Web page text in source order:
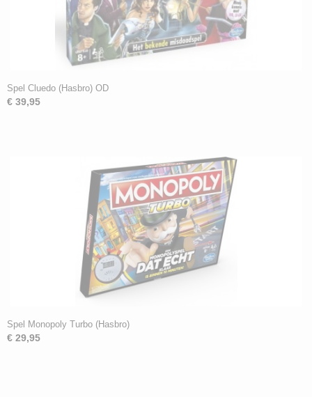
Spel Cluedo (Hasbro) OD
€ 39,95
Spel Monopoly Turbo (Hasbro)
€ 29,95